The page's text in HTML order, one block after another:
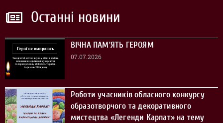
Останні новини
ВІЧНА ПАМ’ЯТЬ ГЕРОЯМ
07.07.2026
Роботи учасників обласного конкурсу
образотворчого та декоративного
мистецтва «Легенди Карпат» на тему